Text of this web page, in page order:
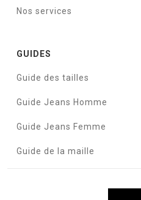
Nos services
GUIDES
Guide des tailles
Guide Jeans Homme
Guide Jeans Femme
Guide de la maille